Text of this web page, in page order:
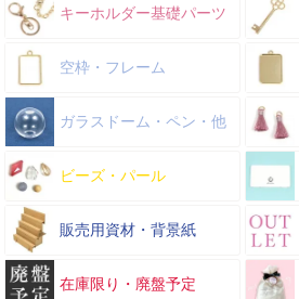
キーホルダー基礎パーツ
空枠・フレーム
ガラスドーム・ペン・他
ビーズ・パール
販売用資材・背景紙
在庫限り・廃盤予定